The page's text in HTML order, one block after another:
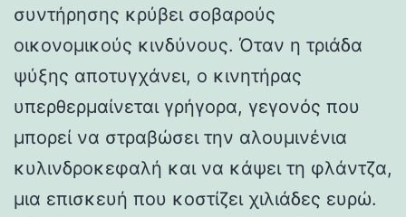
συντήρησης κρύβει σοβαρούς
οικονομικούς κινδύνους. Όταν η τριάδα
ψύξης αποτυγχάνει, ο κινητήρας
υπερθερμαίνεται γρήγορα, γεγονός που
μπορεί να στραβώσει την αλουμινένια
κυλινδροκεφαλή και να κάψει τη φλάντζα,
μια επισκευή που κοστίζει χιλιάδες ευρώ.